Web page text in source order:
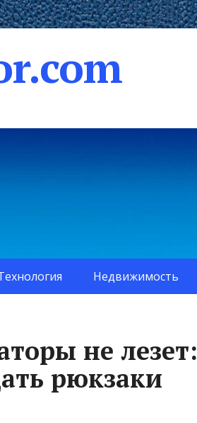
Недвижимость
не лезет:
рюкзаки